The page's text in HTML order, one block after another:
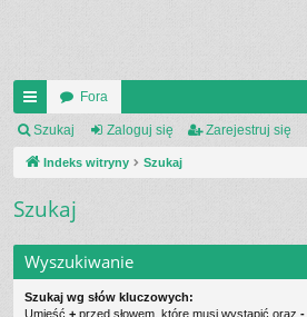
UI
C
IN
K
Fora
Szukaj Zaloguj się Zarejestruj się
Indeks witryny Szukaj
Szukaj
Wyszukiwanie
Szukaj wg słów kluczowych:
Umieść + przed słowem, które musi wystąpić oraz -